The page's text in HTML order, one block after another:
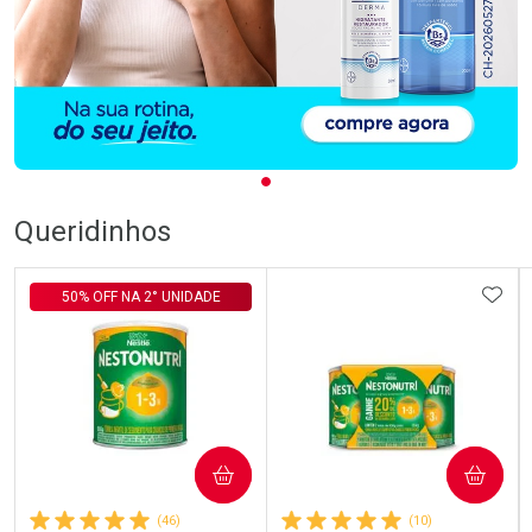
Queridinhos
(46)
50% OFF NA 2° UNIDADE
COMPRAR
(10)
COMPRAR